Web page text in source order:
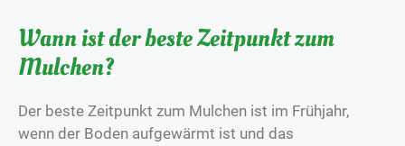
Wann ist der beste Zeitpunkt zum
Mulchen?
Der beste Zeitpunkt zum Mulchen ist im Frühjahr,
wenn der Boden aufgewärmt ist und das